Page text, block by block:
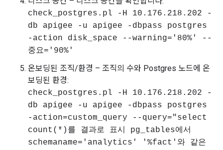
check_postgres.pl -H 10.176.218.202 -
db apigee -u apigee -dbpass postgres
-action disk_space --warning='80%' --
중요='90%'
온보딩된 조직/환경 – 조직의 수와 Postgres 노드에 온
보딩된 환경:
check_postgres.pl -H 10.176.218.202 -
db apigee -u apigee -dbpass postgres
-action=custom_query --query="select
count(*)를 결과로 표시 pg_tables에서
schemaname='analytics' '%fact'와 같은